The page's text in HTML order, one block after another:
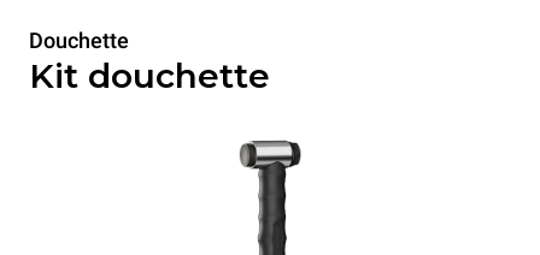
Douchette
Kit douchette